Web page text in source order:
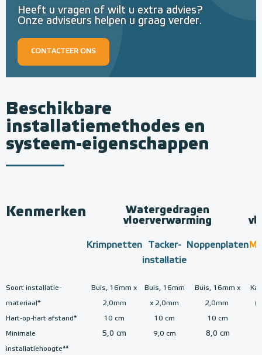
Heeft u vragen of wilt u extra advies?
Onze adviseurs helpen u graag verder.
CONTACTEER ONS
Beschikbare
installatiemethodes en
systeem-eigenschappen
Kenmerken
Watergedragen
vloerverwarming
Krimpnetten
Tacker-
installatie
Noppenplaten
Soort installatie-
materiaal*
Buis, 16mm x
2,0mm
Buis, 16mm
x 2,0mm
Buis, 16mm x
2,0mm
Hart-op-hart afstand* 10 cm 10 cm 10 cm
Minimale
installatiehoogte**
5,0 cm 9,0 cm 8,0 cm